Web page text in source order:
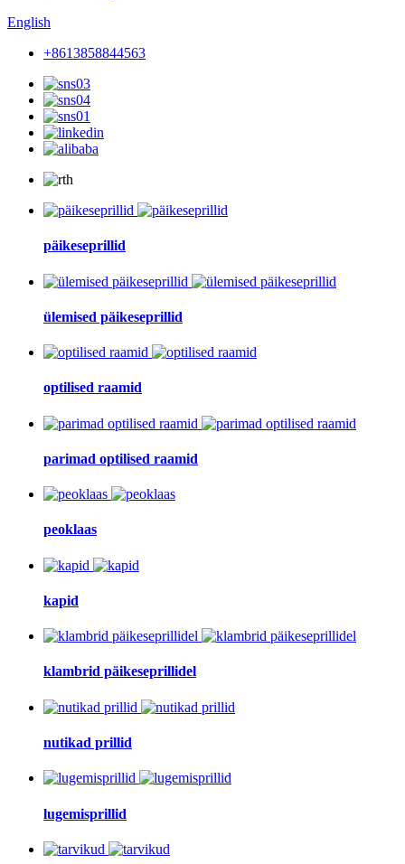
English
+8613858844563
päikeseprillid
ülemised päikeseprillid
optilised raamid
parimad optilised raamid
peoklaas
kapid
klambrid päikeseprillidel
nutikad prillid
lugemisprillid